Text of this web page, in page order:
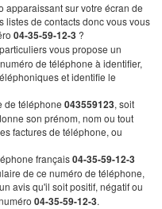
apparaissant sur votre écran de
listes de contacts donc vous vous
04-35-59-12-3 ?
vous propose un
de téléphone à identifier,
et identifie le
de téléphone 043559123, soit
son prénom, nom ou tout
factures de téléphone, ou
français04-35-59-12-3
de ce numéro de téléphone,
avis qu'il soit positif, négatif ou
04-35-59-12-3.